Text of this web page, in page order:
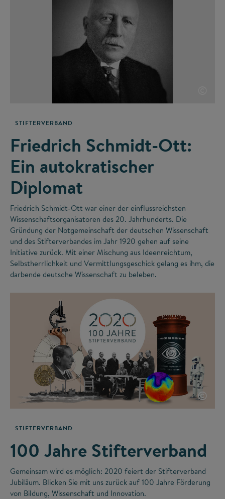
STIFTERVERBAND
Friedrich Schmidt-Ott:
Ein autokratischer
Diplomat
Friedrich Schmidt-Ott war einer der einflussreichsten
Wissenschaftsorganisatoren des 20. Jahrhunderts. Die
Gründung der Notgemeinschaft der deutschen Wissenschaft
und des Stifterverbandes im Jahr 1920 gehen auf seine
Initiative zurück. Mit einer Mischung aus Ideenreichtum,
Selbstherrlichkeit und Vermittlungsgeschick gelang es ihm, die
darbende deutsche Wissenschaft zu beleben.
©
STIFTERVERBAND
100 Jahre Stifterverband
Gemeinsam wird es möglich: 2020 feiert der Stifterverband
Jubiläum. Blicken Sie mit uns zurück auf 100 Jahre Förderung
von Bildung, Wissenschaft und Innovation.